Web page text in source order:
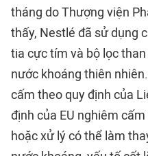
tháng do Thượng viện
thấy, Nestlé đã sử dụng
tia cực tím và bộ lọc
nước khoáng thiên
cấm theo quy định của
định của EU nghiêm
hoặc xử lý có thể làm